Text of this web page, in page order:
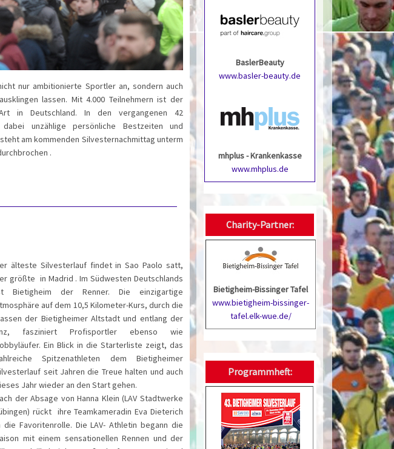
nur ambitionierte Sportler an, sondern auch
lassen. Mit 4.000 Teilnehmern ist der
in Deutschland. In den vergangenen 42
unzählige persönliche Bestzeiten und
am kommenden Silvesternachmittag unterm
.
älteste Silvesterlauf findet in Sao Paolo satt,
größte in Madrid . Im Südwesten Deutschlands
Bietigheim der Renner. Die einzigartige
auf dem 10,5 Kilometer-Kurs, durch die
der Bietigheimer Altstadt und entlang der
fasziniert Profisportler ebenso wie
Ein Blick in die Starterliste zeigt, das
Spitzenathleten dem Bietigheimer
seit Jahren die Treue halten und auch
Jahr wieder an den Start gehen.
der Absage von Hanna Klein (LAV Stadtwerke
rückt ihre Teamkameradin Eva Dieterich
die Favoritenrolle. Die LAV- Athletin begann die
mit einem sensationellen Rennen und der
BaslerBeauty
www.basler-beauty.de
mhplus - Krankenkasse
www.mhplus.de
Charity-Partner:
Bietigheim-Bissinger Tafel
www.bietigheim-bissinger-
tafel.elk-wue.de/
Programmheft: